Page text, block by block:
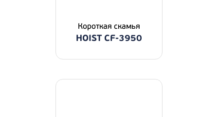
Короткая скамья
HOIST CF-3950